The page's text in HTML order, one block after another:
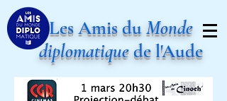
Les Amis duMonde
diplomatiquede l'Aude